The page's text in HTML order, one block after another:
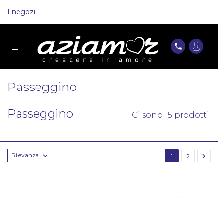
I negozi
phone
Passeggino
Passeggino Ci sono 15 prodotti.
Rilevanza  1 2 